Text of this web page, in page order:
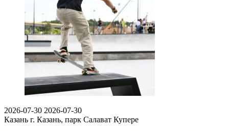
2026-07-30 2026-07-30
Казань г. Казань, парк Салават Купере